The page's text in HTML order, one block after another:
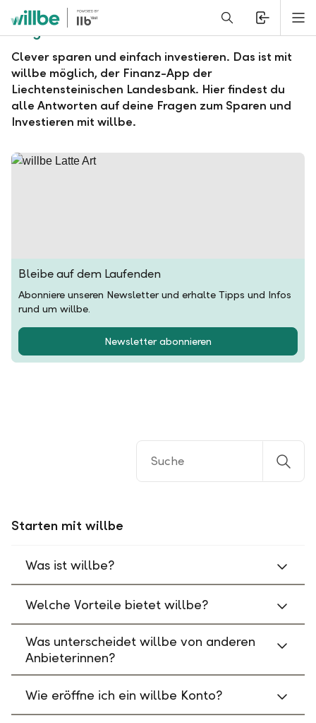
Alerts.Headline
Fragen und Antworten zu willbe
Clever sparen und einfach investieren. Das ist mit
willbe möglich, der Finanz-App der
Liechtensteinischen Landesbank. Hier findest du
alle Antworten auf deine Fragen zum Sparen und
Investieren mit willbe.
Bleibe auf dem Laufenden
Abonniere unseren Newsletter und erhalte Tipps und Infos
rund um willbe.
Newsletter abonnieren
Starten mit willbe
Was ist willbe?
Welche Vorteile bietet willbe?
Was unterscheidet willbe von anderen
Anbieterinnen?
Wie eröffne ich ein willbe Konto?